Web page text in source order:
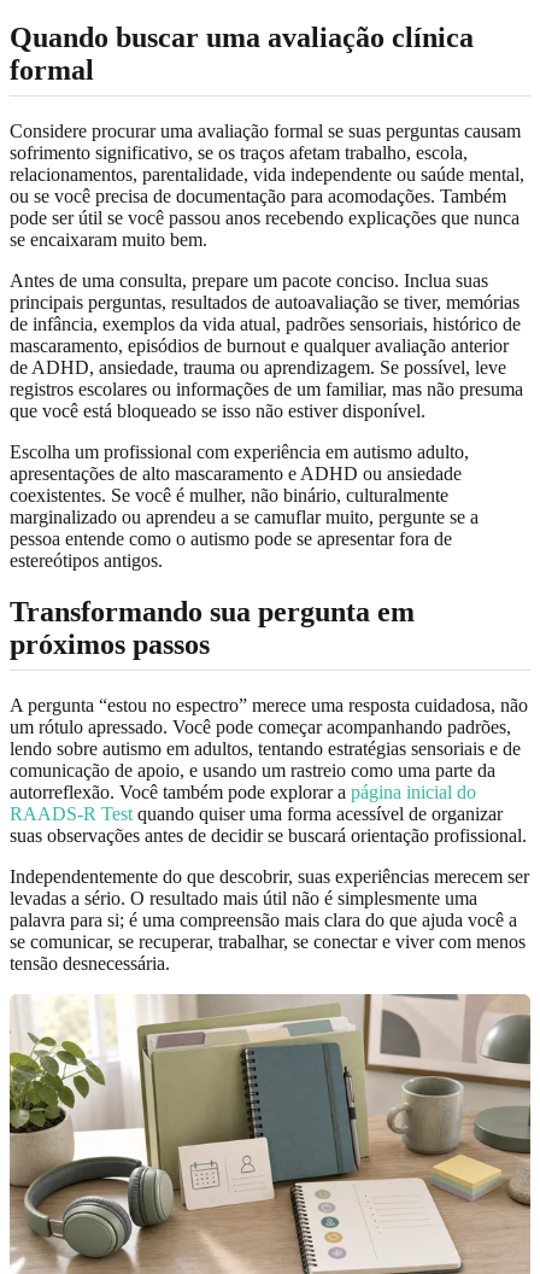
Quando buscar uma avaliação clínica
formal
Considere procurar uma avaliação formal se suas perguntas causam
sofrimento significativo, se os traços afetam trabalho, escola,
relacionamentos, parentalidade, vida independente ou saúde mental,
ou se você precisa de documentação para acomodações. Também
pode ser útil se você passou anos recebendo explicações que nunca
se encaixaram muito bem.
Antes de uma consulta, prepare um pacote conciso. Inclua suas
principais perguntas, resultados de autoavaliação se tiver, memórias
de infância, exemplos da vida atual, padrões sensoriais, histórico de
mascaramento, episódios de burnout e qualquer avaliação anterior
de ADHD, ansiedade, trauma ou aprendizagem. Se possível, leve
registros escolares ou informações de um familiar, mas não presuma
que você está bloqueado se isso não estiver disponível.
Escolha um profissional com experiência em autismo adulto,
apresentações de alto mascaramento e ADHD ou ansiedade
coexistentes. Se você é mulher, não binário, culturalmente
marginalizado ou aprendeu a se camuflar muito, pergunte se a
pessoa entende como o autismo pode se apresentar fora de
estereótipos antigos.
Transformando sua pergunta em
próximos passos
A pergunta “estou no espectro” merece uma resposta cuidadosa, não
um rótulo apressado. Você pode começar acompanhando padrões,
lendo sobre autismo em adultos, tentando estratégias sensoriais e de
comunicação de apoio, e usando um rastreio como uma parte da
autorreflexão. Você também pode explorar a página inicial do
RAADS-R Test quando quiser uma forma acessível de organizar
suas observações antes de decidir se buscará orientação profissional.
Independentemente do que descobrir, suas experiências merecem ser
levadas a sério. O resultado mais útil não é simplesmente uma
palavra para si; é uma compreensão mais clara do que ajuda você a
se comunicar, se recuperar, trabalhar, se conectar e viver com menos
tensão desnecessária.